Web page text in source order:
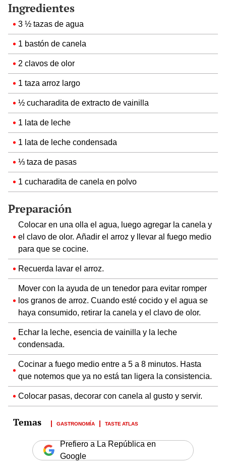
Ingredientes
3 ½ tazas de agua
1 bastón de canela
2 clavos de olor
1 taza arroz largo
½ cucharadita de extracto de vainilla
1 lata de leche
1 lata de leche condensada
⅓ taza de pasas
1 cucharadita de canela en polvo
Preparación
Colocar en una olla el agua, luego agregar la canela y
el clavo de olor. Añadir el arroz y llevar al fuego medio
para que se cocine.
Recuerda lavar el arroz.
Mover con la ayuda de un tenedor para evitar romper
los granos de arroz. Cuando esté cocido y el agua se
haya consumido, retirar la canela y el clavo de olor.
Echar la leche, esencia de vainilla y la leche
condensada.
Cocinar a fuego medio entre a 5 a 8 minutos. Hasta
que notemos que ya no está tan ligera la consistencia.
Colocar pasas, decorar con canela al gusto y servir.
GASTRONOMÍA TASTE ATLAS
Prefiero a La República en
Google